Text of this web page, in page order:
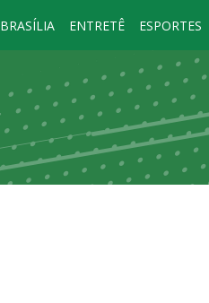
BRASÍLIA ENTRETÊ ESPORTES